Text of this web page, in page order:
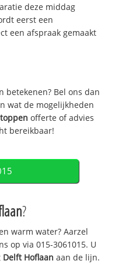
deze middag
eerst een
een afspraak gemaakt
betekenen? Bel ons dan
wat de mogelijkheden
offerte of advies
bereikbaar!
?
warm water? Aarzel
op via 015-3061015. U
Delft Hoflaan aan de lijn.